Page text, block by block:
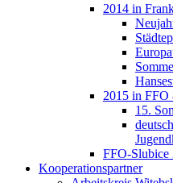
2014 in
2015 in FFO
15.
FFO-Slubice
Kooperationspartner